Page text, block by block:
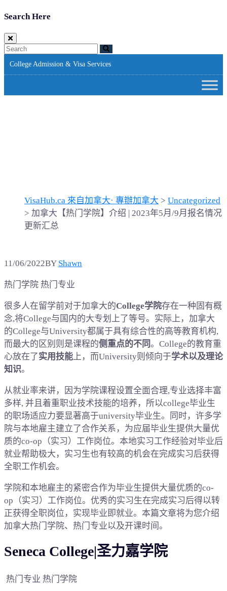
Search Here
College Admission & Visa Services
VisaHub.ca 來自加拿大· 專辦加拿大 > Uncategorized
> 加拿大【热门学院】介绍 | 2023年5月/9月报名情况
更新汇总
11/06/2022BY Shawn
热门学院 热门专业
很多人在留学前对于加拿大的College学院存在一种固有概
念,将College与国内的大专划上了等号。实际上，加拿大
的College与University都属于具有综合性的高等教育机构,
而最大的区别则是课程的侧重点的不同。College的教育重
心放在了实用技能 上，而University则倾向于学术以及理论
知识。
从就业率来讲，因为学院课程设置全面合理,专业选择丰富
多样, 并且着重职业技术技能的培养，所以college毕业生
的职场适应力要显著高于university毕业生。同时，许多学
院与本地雇主建立了合作关系，为应届毕业生提供大量优
质的co-op（实习）工作岗位。本地实习工作经验对毕业后
就业帮助极大，实习生也有较高的机会在完成实习后获得
全职工作机会。
学院和本地雇主的紧密合作为毕业生提供大量优质的co-
op（实习）工作岗位。优秀的实习生在完成实习后得以转
正获得全职岗位，实现毕业即就业。本篇文章将为您介绍
加拿大热门学院、热门专业以及开课时间。
Seneca College|圣力嘉学院
热门专业 热门学院